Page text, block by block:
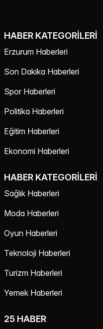
HABER KATEGORILERI
Erzurum Haberleri
Son Dakika Haberleri
Spor Haberleri
Politika Haberleri
Eğitim Haberleri
Ekonomi Haberleri
HABER KATEGORILERI
Sağlık Haberleri
Moda Haberleri
Oyun Haberleri
Teknoloji Haberleri
Turizm Haberleri
Yemek Haberleri
25 HABER